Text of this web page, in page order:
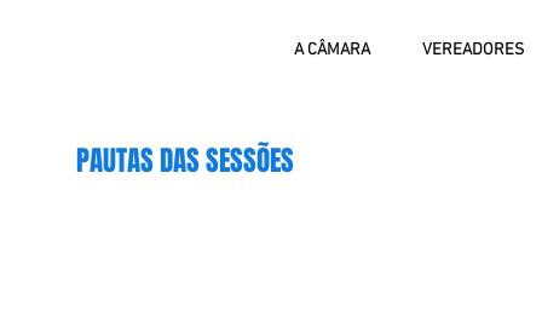
A CÂMARA VEREADORES
PAUTAS DAS SESSÕES